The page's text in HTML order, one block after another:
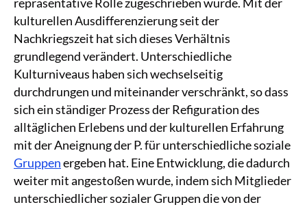
kulturellen Ausdifferenzierung seit der
Nachkriegszeit hat sich dieses Verhältnis
grundlegend verändert. Unterschiedliche
Kulturniveaus haben sich wechselseitig
durchdrungen und miteinander verschränkt, so dass
sich ein ständiger Prozess der Refiguration des
alltäglichen Erlebens und der kulturellen Erfahrung
mit der Aneignung der P. für unterschiedliche soziale
Gruppenergeben hat. Eine Entwicklung, die dadurch
weiter mit angestoßen wurde, indem sich Mitglieder
unterschiedlicher sozialer Gruppen die von der